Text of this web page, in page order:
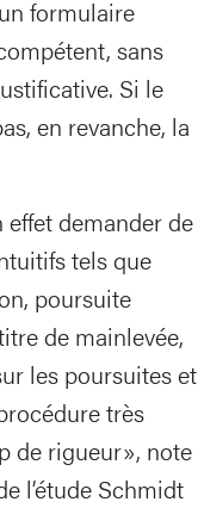
formulaire
sans
Si le
en revanche, la
demander de
tels que
poursuite
de mainlevée,
les poursuites et
très
de rigueur», note
l’étude Schmidt